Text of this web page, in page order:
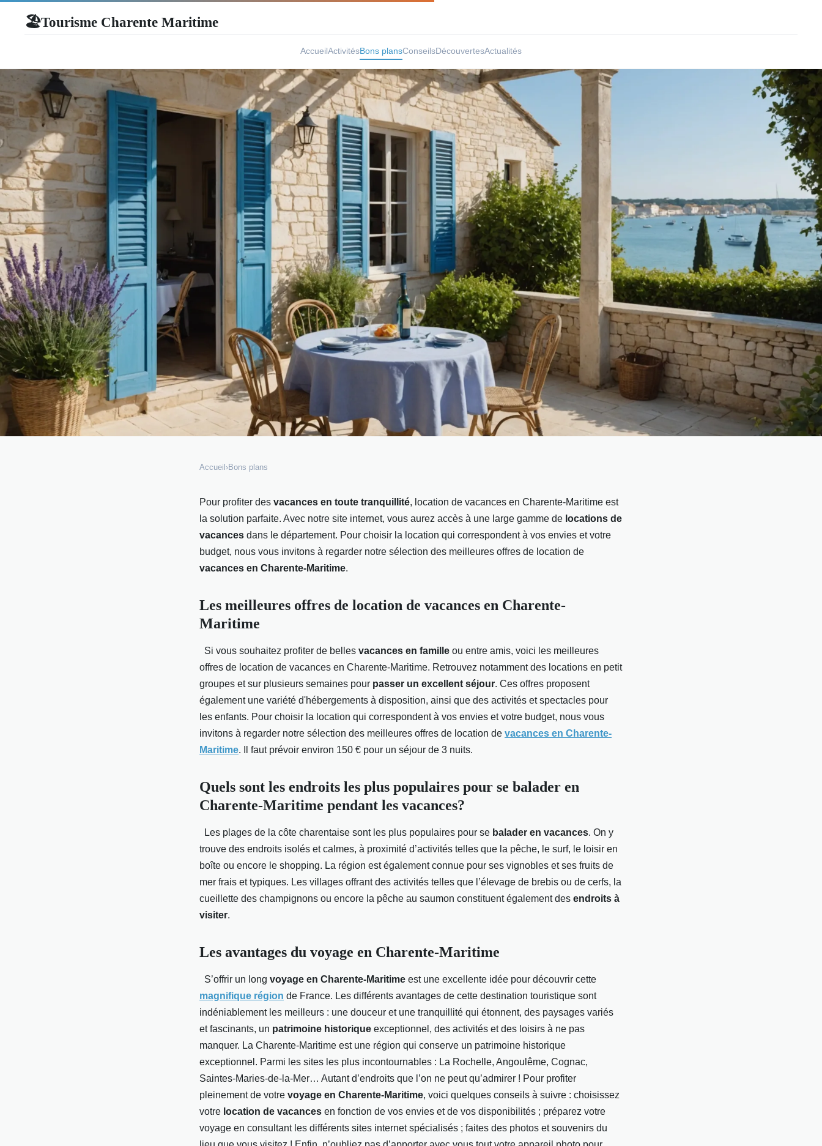
🏖Tourisme Charente Maritime
AccueilActivitésBons plansConseilsDécouvertesActualités
Les meilleures offres de location de
vacances en Charente-Maritime
Accueil ›Bons plans
Pour profiter des vacances en toute tranquillité, location de vacances en Charente-Maritime est
la solution parfaite. Avec notre site internet, vous aurez accès à une large gamme de locations de
vacances dans le département. Pour choisir la location qui correspondent à vos envies et votre
budget, nous vous invitons à regarder notre sélection des meilleures offres de location de
vacances en Charente-Maritime.
Les meilleures offres de location de vacances en Charente-
Maritime
Si vous souhaitez profiter de belles vacances en famille ou entre amis, voici les meilleures
offres de location de vacances en Charente-Maritime. Retrouvez notamment des locations en petit
groupes et sur plusieurs semaines pour passer un excellent séjour. Ces offres proposent
également une variété d'hébergements à disposition, ainsi que des activités et spectacles pour
les enfants. Pour choisir la location qui correspondent à vos envies et votre budget, nous vous
invitons à regarder notre sélection des meilleures offres de location de vacances en Charente-
Maritime. Il faut prévoir environ 150 € pour un séjour de 3 nuits.
Quels sont les endroits les plus populaires pour se balader en
Charente-Maritime pendant les vacances?
Les plages de la côte charentaise sont les plus populaires pour se balader en vacances. On y
trouve des endroits isolés et calmes, à proximité d’activités telles que la pêche, le surf, le loisir en
boîte ou encore le shopping. La région est également connue pour ses vignobles et ses fruits de
mer frais et typiques. Les villages offrant des activités telles que l’élevage de brebis ou de cerfs, la
cueillette des champignons ou encore la pêche au saumon constituent également des endroits à
visiter.
Les avantages du voyage en Charente-Maritime
S’offrir un long voyage en Charente-Maritime est une excellente idée pour découvrir cette
magnifique région de France. Les différents avantages de cette destination touristique sont
indéniablement les meilleurs : une douceur et une tranquillité qui étonnent, des paysages variés
et fascinants, un patrimoine historique exceptionnel, des activités et des loisirs à ne pas
manquer. La Charente-Maritime est une région qui conserve un patrimoine historique
exceptionnel. Parmi les sites les plus incontournables : La Rochelle, Angoulême, Cognac,
Saintes-Maries-de-la-Mer… Autant d’endroits que l’on ne peut qu’admirer ! Pour profiter
pleinement de votre voyage en Charente-Maritime, voici quelques conseils à suivre : choisissez
votre location de vacances en fonction de vos envies et de vos disponibilités ; préparez votre
voyage en consultant les différents sites internet spécialisés ; faites des photos et souvenirs du